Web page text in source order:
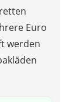
Euro
werden